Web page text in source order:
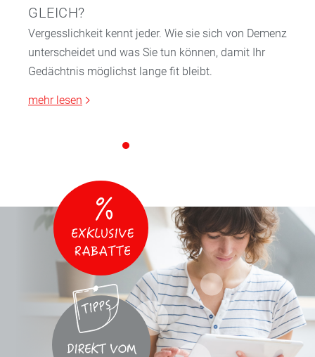
GLEICH?
Vergesslichkeit kennt jeder. Wie sie sich von Demenz
unterscheidet und was Sie tun können, damit Ihr
Gedächtnis möglichst lange fit bleibt.
mehr lesen